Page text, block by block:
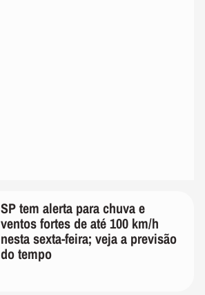
SP tem alerta para chuva e
ventos fortes de até 100 km/h
nesta sexta-feira; veja a previsão
do tempo